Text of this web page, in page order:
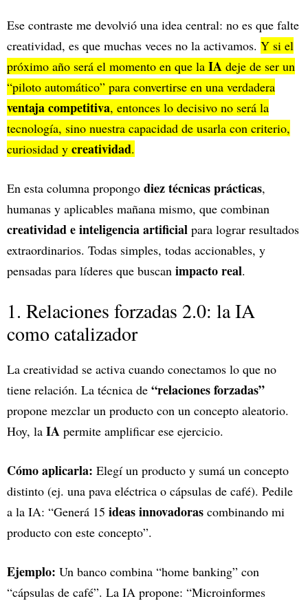
Ese contraste me devolvió una idea central: no es que falte
creatividad, es que muchas veces no la activamos. Y si el
próximo año será el momento en que la IA deje de ser un
“piloto automático” para convertirse en una verdadera
ventaja competitiva, entonces lo decisivo no será la
tecnología, sino nuestra capacidad de usarla con criterio,
curiosidad y creatividad.
En esta columna propongo diez técnicas prácticas,
humanas y aplicables mañana mismo, que combinan
creatividad e inteligencia artificial para lograr resultados
extraordinarios. Todas simples, todas accionables, y
pensadas para líderes que buscan impacto real.
1. Relaciones forzadas 2.0: la IA
como catalizador
La creatividad se activa cuando conectamos lo que no
tiene relación. La técnica de “relaciones forzadas”
propone mezclar un producto con un concepto aleatorio.
Hoy, la IA permite amplificar ese ejercicio.
Cómo aplicarla: Elegí un producto y sumá un concepto
distinto (ej. una pava eléctrica o cápsulas de café). Pedile
a la IA: “Generá 15 ideas innovadoras combinando mi
producto con este concepto”.
Ejemplo: Un banco combina “home banking” con
“cápsulas de café”. La IA propone: “Microinformes